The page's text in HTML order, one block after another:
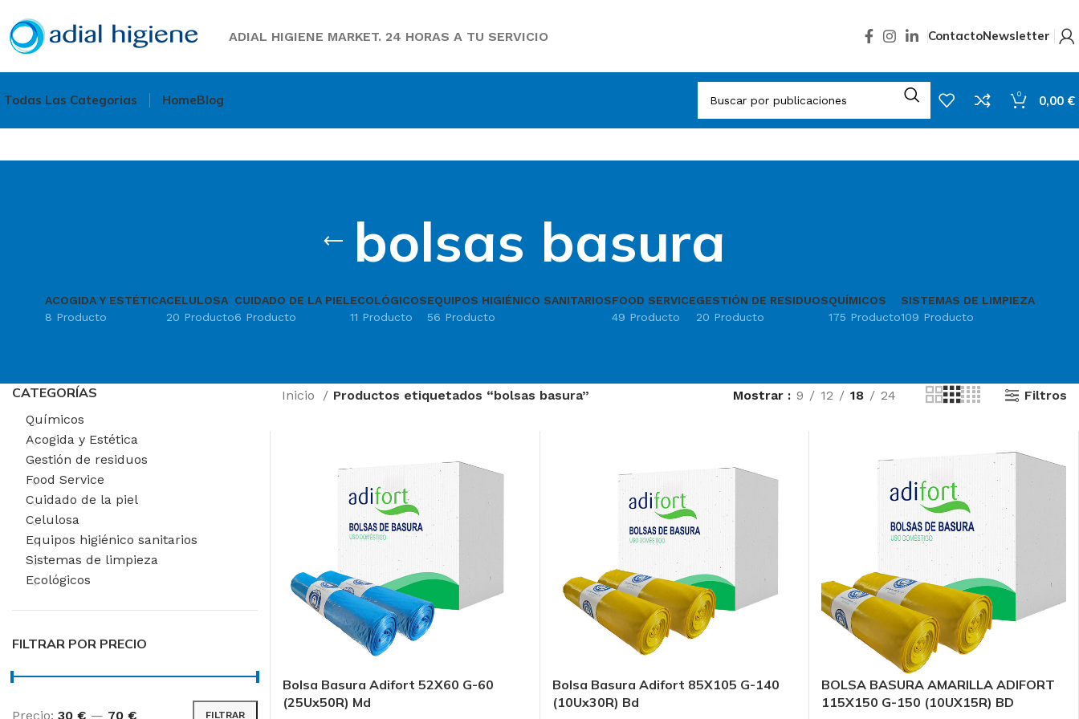
ADIAL HIGIENE MARKET. 24 HORAS A TU SERVICIO ContactoNewsletter
Todas Las Categorias
AREAS DE TRABAJO MOST POPULAR
HomeBlog 0 0,00 €
bolsas basura
ACOGIDA Y ESTÉTICA
8 Producto
CELULOSA
20 Producto
CUIDADO DE LA PIEL
6 Producto
ECOLÓGICOS
11 Producto
EQUIPOS HIGIÉNICO SANITARIOS
56 Producto
FOOD SERVICE
49 Producto
GESTIÓN DE RESIDUOS
20 Producto
QUÍMICOS
175 Producto
SISTEMAS DE LIMPIEZA
109 Producto
CATEGORÍAS
Químicos
Acogida y Estética
Gestión de residuos
Food Service
Cuidado de la piel
Celulosa
Equipos higiénico sanitarios
Sistemas de limpieza
Ecológicos
FILTRAR POR PRECIO
FILTRAR
Precio: 30 € — 70 €
Inicio Productos etiquetados “bolsas basura” Mostrar 9 12 18 24 Filtros
Bolsa Basura Adifort 52X60 G-60
(25Ux50R) Md
Bolsa Basura Adifort 85X105 G-140
(10Ux30R) Bd
BOLSA BASURA AMARILLA ADIFORT
115X150 G-150 (10UX15R) BD